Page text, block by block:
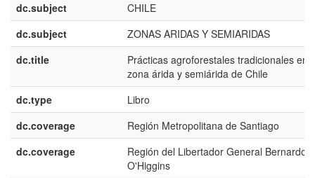
dc.subject
CHILE
dc.subject
ZONAS ARIDAS Y SEMIARIDAS
dc.title
Prácticas agroforestales tradicionales en
zona árida y semiárida de Chile
dc.type
Libro
dc.coverage
Región Metropolitana de Santiago
dc.coverage
Región del Libertador General Bernardo
O'Higgins